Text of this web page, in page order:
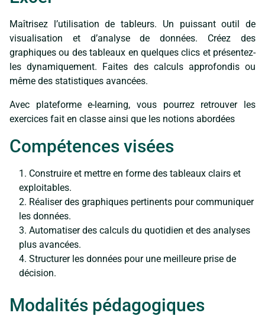
Maîtrisez l’utilisation de tableurs. Un puissant outil de
visualisation et d’analyse de données. Créez des
graphiques ou des tableaux en quelques clics et présentez-
les dynamiquement. Faites des calculs approfondis ou
même des statistiques avancées.
Avec plateforme e-learning, vous pourrez retrouver les
exercices fait en classe ainsi que les notions abordées
Compétences visées
Construire et mettre en forme des tableaux clairs et
exploitables.
Réaliser des graphiques pertinents pour communiquer
les données.
Automatiser des calculs du quotidien et des analyses
plus avancées.
Structurer les données pour une meilleure prise de
décision.
Modalités pédagogiques